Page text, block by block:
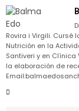
Rovira i Virgili.
Nutrición en la
Santiveri y en
la elaboración de